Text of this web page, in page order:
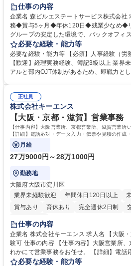
経験者歓迎
完全週休2日制
交通費支給 長期歓迎
仕事の内容
企業名 森ビルエステートサービス株式会社 求人名 【森ビルG】人事・総
務◆賞与5ヶ月◆年休120日◆残業少なめ◆リモート可 仕
グループの安定した環境で、バックオフィ
をお任せします。 労務と総務の業務をバラ
度改定などのコア業務にも挑戦できる、やりが
理、給与計算、社会保険手続き、年末調整
き、社内規定の改定や人事制度改定などの
でも質問・相談できる環境が整っているため
集職種 【森ビルG】人事・総務◆賞与5ヶ
リモート可
必要な経験・能力等
必要な経験・能力等 【必須】人事経験（労
【歓迎】経理実務経験、簿記3級以上 業界
アルと部内OJT体制があるため、即戦力と
務に挑戦できるため、自身の成長と組織へ
きます。 残業少なめ、週1日リモート可な
ち長期活躍できる環境です。 「これまでの
キャリアを築きたい」という前向きな意欲と
歴・資格 学歴：大学院 大学 高専 短大 専
簿記検定1級 日商簿記検定2級 日商簿記検定
正社員
株式会社キーエンス
【大阪・京都・滋賀】営業事
【仕事内容】大阪営業所、京都営業所、滋賀営業所
【詳細】電話応対・データ入力・伝票や見積の作成
で発生する事務業務や業務改善をお任せ。
月給
27万9000円～28万1000円
勤務地
大阪府大阪市淀川区
業界未経験歓迎
年間休日120日以上
賞与あり
育休あり 完全週休2日制
土日祝休み
仕事の内容
企業名 株式会社キーエンス 求人名 【大阪・京都・滋賀】営業事務 ※未経
験可 仕事の内容 【仕事内容】大阪営業所、京都営業所、滋賀営業所いず
れかにて営業事務をお任せ。 【詳細】電話
の作成・カタログ送付・来客対応・営業所
必要な経験・能力等